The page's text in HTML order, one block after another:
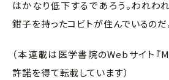
はかなり低下するであろう。われわ
鉗子を持ったコビトが住んでいるのだ
（本連載は医学書院のWebサイト『
許諾を得て転載しています）